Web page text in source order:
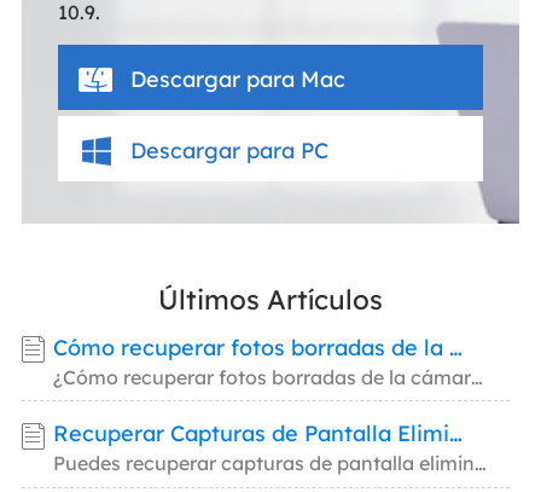
10.9.
Descargar para Mac
Descargar para PC
Últimos Artículos
Cómo recuperar fotos borradas de la cámara Canon en Mac
¿Cómo recuperar fotos borradas de la cámara Canon en Mac? En este artículo, aprenderás dos
Recuperar Capturas de Pantalla Eliminadas en Mac | 5 Formas
Puedes recuperar capturas de pantalla eliminadas en Mac con software, Time Machine, iCloud